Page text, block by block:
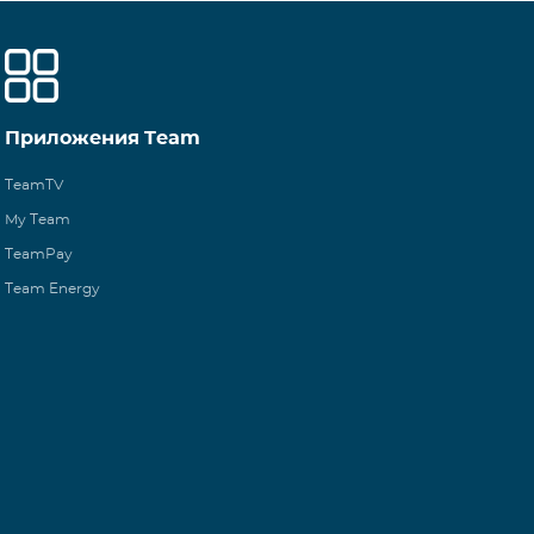
Приложения Team
TeamTV
My Team
TeamPay
Team Energy